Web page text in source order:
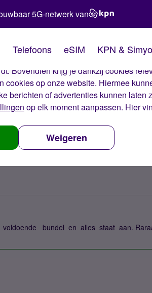
van Simyo
op onze website. Met deze cookies
Bovendien krijg je dankzij cookies
cookies op onze website. Hiermee
berichten of advertenties kunnen laten
op elk moment aanpassen. Hier
Weigeren
5G-netwerk van
Telefoons eSIM KPN &
bundel en alles staat aan.